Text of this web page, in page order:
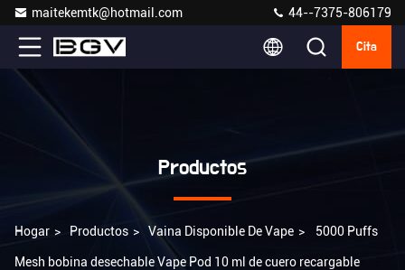
maitekemtk@hotmail.com 44--7375-806179
Cita
Productos
Hogar > Productos > Vaina Disponible De Vape > 5000 Puffs
Mesh bobina desechable Vape Pod 10 ml de cuero recargable